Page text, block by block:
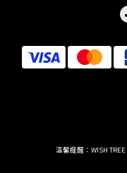
溫馨提醒：WISH